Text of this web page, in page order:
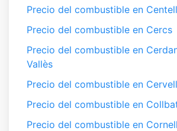
Precio del combustible en
Precio del combustible en Cercs
Precio del combustible en
Vallès
Precio del combustible en
Precio del combustible en
Precio del combustible en